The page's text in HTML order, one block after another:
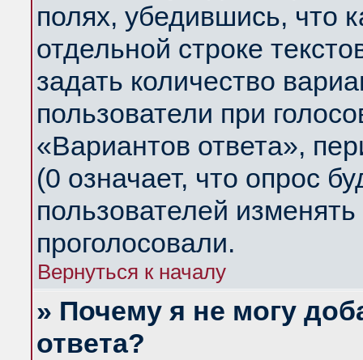
полях, убедившись, что
отдельной строке
задать количество
пользователи при
«Вариантов ответа»,
(0 означает, что опрос
пользователей
проголосовали.
Вернуться к началу
» Почему я не могу
ответа?